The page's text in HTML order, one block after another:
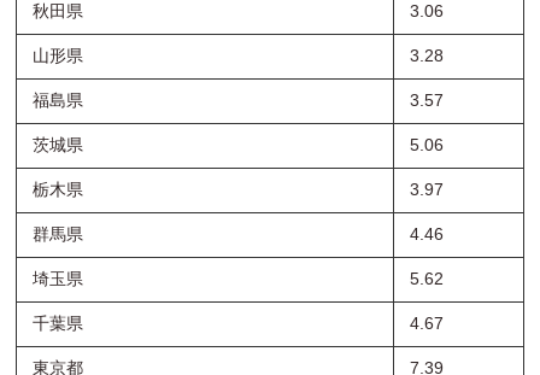
秋田県 3.06
山形県 3.28
福島県 3.57
茨城県 5.06
栃木県 3.97
群馬県 4.46
埼玉県 5.62
千葉県 4.67
東京都 7.39